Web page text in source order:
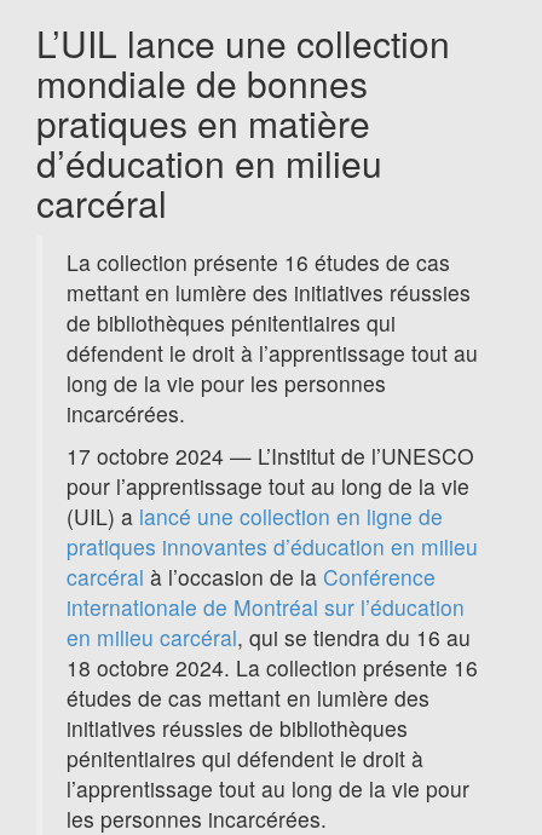
L’UIL lance une collection
mondiale de bonnes
pratiques en matière
d’éducation en milieu
carcéral
La collection présente 16 études de cas
mettant en lumière des initiatives réussies
de bibliothèques pénitentiaires qui
défendent le droit à l’apprentissage tout au
long de la vie pour les personnes
incarcérées.
17 octobre 2024 — L’Institut de l’UNESCO
pour l’apprentissage tout au long de la vie
(UIL) a lancé une collection en ligne de
pratiques innovantes d’éducation en milieu
carcéral à l’occasion de la Conférence
internationale de Montréal sur l’éducation
en milieu carcéral, qui se tiendra du 16 au
18 octobre 2024. La collection présente 16
études de cas mettant en lumière des
initiatives réussies de bibliothèques
pénitentiaires qui défendent le droit à
l’apprentissage tout au long de la vie pour
les personnes incarcérées.